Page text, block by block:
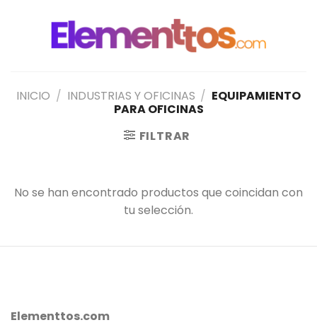
INICIO / INDUSTRIAS Y OFICINAS / EQUIPAMIENTO
PARA OFICINAS
FILTRAR
No se han encontrado productos que coincidan con
tu selección.
Elementtos.com